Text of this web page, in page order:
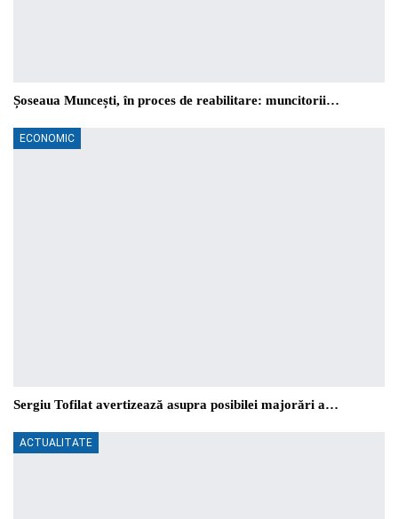
Șoseaua Muncești, în proces de reabilitare: muncitorii…
ECONOMIC
Sergiu Tofilat avertizează asupra posibilei majorări a…
ACTUALITATE